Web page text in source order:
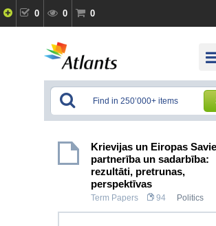
0 0 0
Krievijas un Eiropas
partnerība un sadarbība:
rezultāti, pretrunas,
perspektīvas
Term Papers 94 Politics